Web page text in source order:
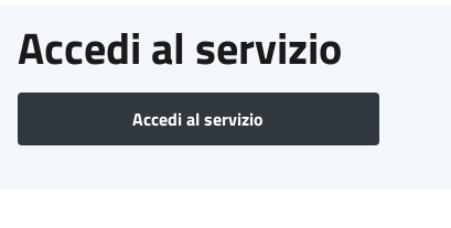
Accedi al servizio
Accedi al servizio